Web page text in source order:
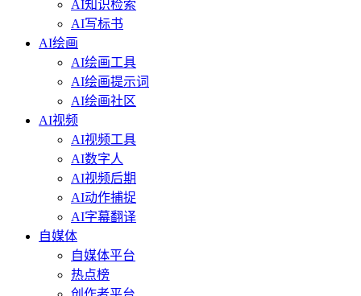
AI知识检索
AI写标书
AI绘画
AI绘画工具
AI绘画提示词
AI绘画社区
AI视频
AI视频工具
AI数字人
AI视频后期
AI动作捕捉
AI字幕翻译
自媒体
自媒体平台
热点榜